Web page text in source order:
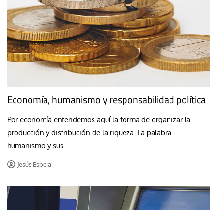
Economía, humanismo y responsabilidad política
Por economía entendemos aquí la forma de organizar la
producción y distribución de la riqueza. La palabra
humanismo y sus
Jesús Espeja